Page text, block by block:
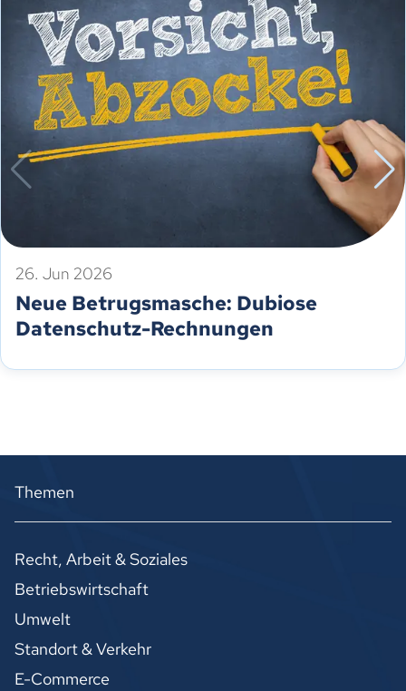
26. Jun 2026
Neue Betrugsmasche: Dubiose
Datenschutz-Rechnungen
Themen
Recht, Arbeit & Soziales
Betriebswirtschaft
Umwelt
Standort & Verkehr
E-Commerce